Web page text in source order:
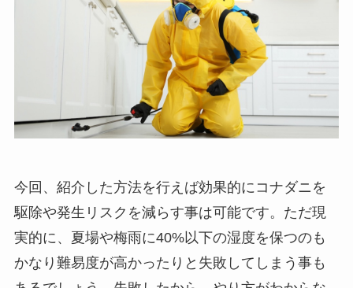
今回、紹介した方法を行えば効果的にコナダニを
駆除や発生リスクを減らす事は可能です。ただ現
実的に、夏場や梅雨に40%以下の湿度を保つのも
かなり難易度が高かったりと失敗してしまう事も